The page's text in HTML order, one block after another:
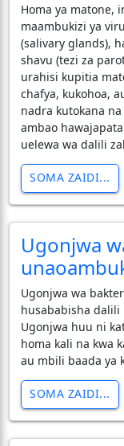
Homa ya matone,
maambukizi ya
(salivary glands),
shavu (tezi za
urahisi kupitia
chafya, kukohoa,
nadra kutokana
ambao
uelewa wa dalili
SOMA ZAIDI...
Ugonjwa
Ugonjwa wa
husababisha dalili
Ugonjwa huu ni
homa kali na kwa
au mbili baada ya
SOMA ZAIDI...